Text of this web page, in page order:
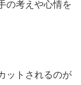
の考えや心情を
ットされるのが